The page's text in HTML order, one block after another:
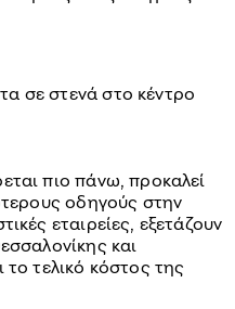
σε στενά στο κέντρο
πιο πάνω, προκαλεί
οδηγούς στην
εταιρείες, εξετάζουν
και
τελικό κόστος της